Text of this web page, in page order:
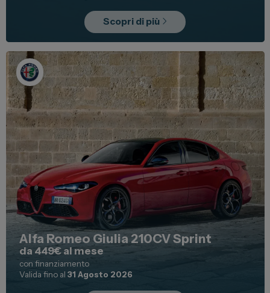
Scopri di più
Alfa Romeo Giulia 210CV Sprint
da 449€ al mese
con finanziamento
Valida fino al31 Agosto 2026